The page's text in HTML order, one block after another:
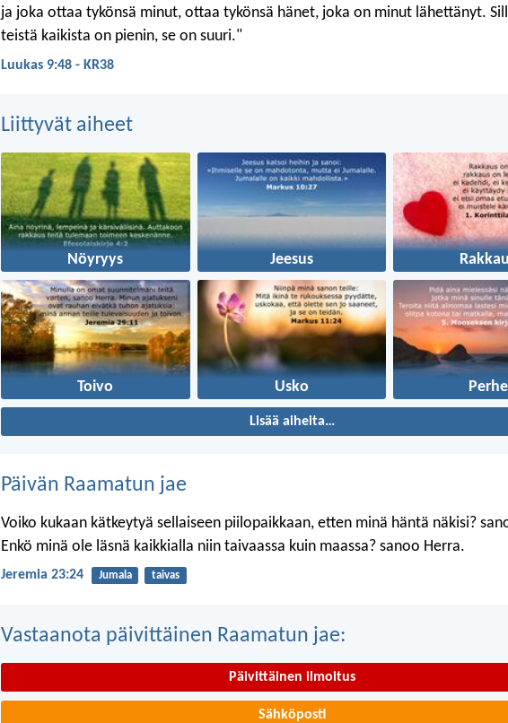
ja joka ottaa tykönsä minut, ottaa tykönsä hänet, joka on minut lähettänyt.
teistä kaikista on pienin, se on suuri."
Luukas 9:48 - KR38
Liittyvät aiheet
Nöyryys Jeesus
Toivo Usko Perhe
Lisää aiheita…
Päivän Raamatun jae
Voiko kukaan kätkeytyä sellaiseen piilopaikkaan, etten minä häntä näkisi?
Enkö minä ole läsnä kaikkialla niin taivaassa kuin maassa? sanoo Herra.
Jeremia 23:24 Jumala taivas
Vastaanota päivittäinen Raamatun jae:
Päivittäinen ilmoitus
Sähköposti